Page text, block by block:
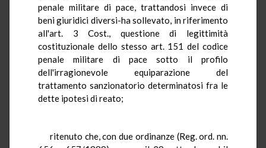
penale militare di pace, trattandosi invece di
beni giuridici diversi-ha sollevato, in riferimento
all'art. 3 Cost., questione di legittimità
costituzionale dello stesso art. 151 del codice
penale militare di pace sotto il profilo
dell'irragionevole equiparazione del
trattamento sanzionatorio determinatosi fra le
dette ipotesi di reato;
ritenuto che, con due ordinanze (Reg. ord. nn.